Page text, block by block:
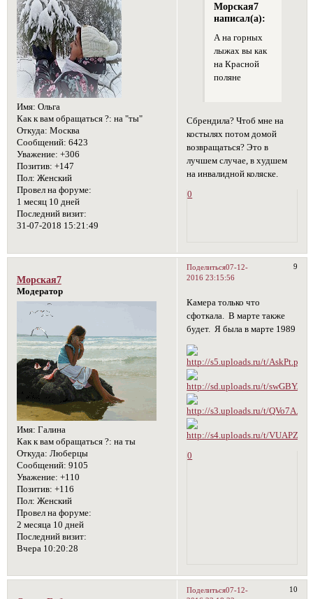
Имя: Ольга
Как к вам обращаться ?: на "ты"
Откуда: Москва
Сообщений: 6423
Уважение: +306
Позитив: +147
Пол: Женский
Провел на форуме:
1 месяц 10 дней
Последний визит:
31-07-2018 15:21:49
Морская7
написал(а):
А на горных
лыжах вы как
на Красной
поляне
Сбрендила? Чтоб мне на
костылях потом домой
возвращаться? Это в
лучшем случае, в худшем
на инвалидной коляске.
0
Поделиться 9
07-12-
2016 23:15:56
Морская7
Модератор
Имя: Галина
Как к вам обращаться ?: на ты
Откуда: Люберцы
Сообщений: 9105
Уважение: +110
Позитив: +116
Пол: Женский
Провел на форуме:
2 месяца 10 дней
Последний визит:
Вчера 10:20:28
Камера только что
сфоткала. В марте также
будет. Я была в марте 1989
0
Поделиться 10
07-12-